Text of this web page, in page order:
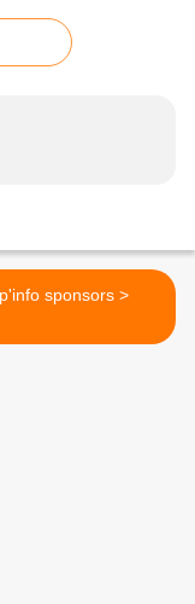
Lap'info sponsors >